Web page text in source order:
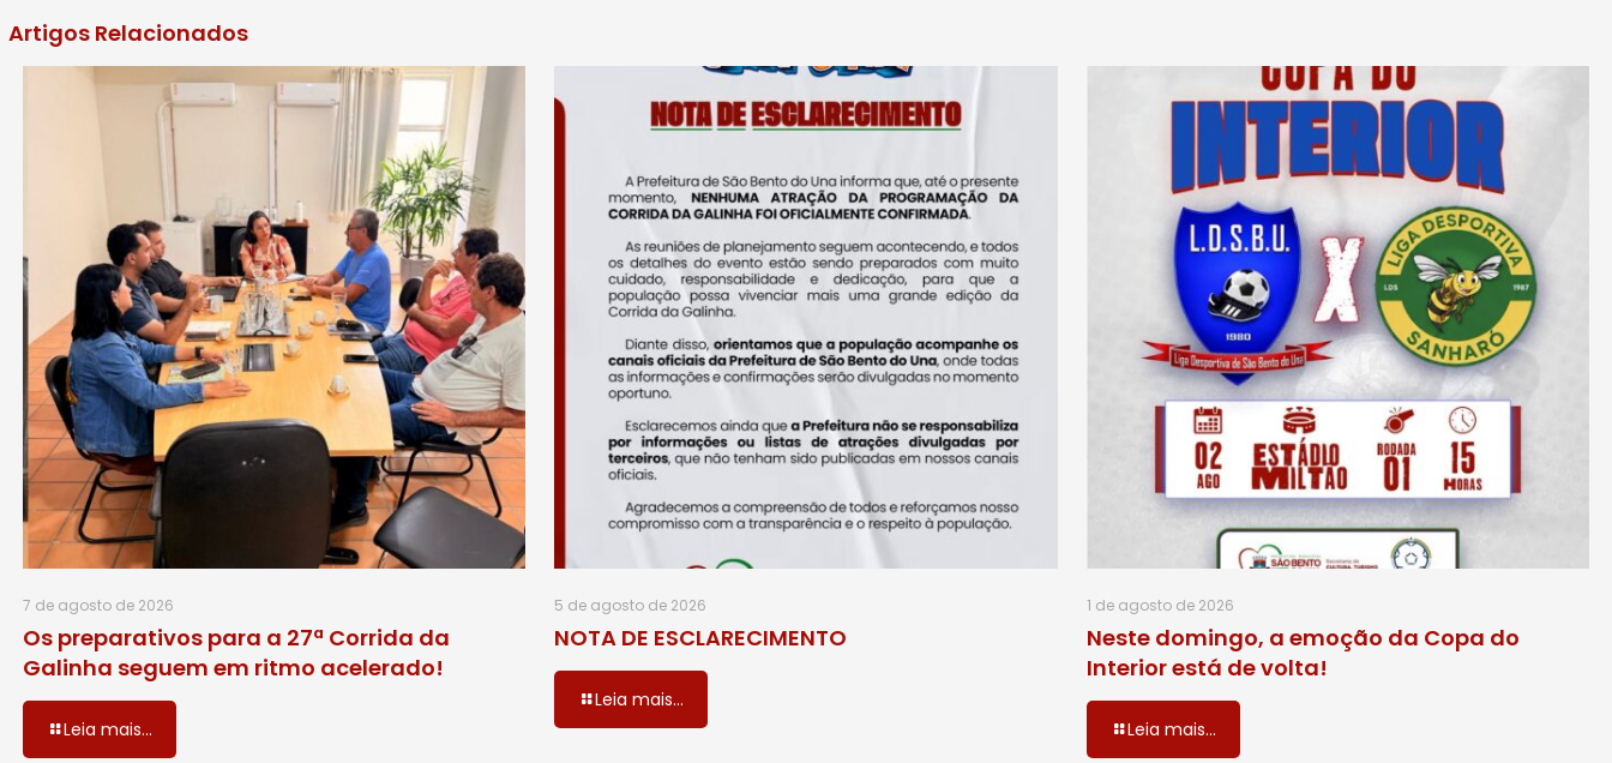
Artigos Relacionados
7 de agosto de 2026
Os preparativos para a 27ª Corrida da
Galinha seguem em ritmo acelerado!
Leia mais...
5 de agosto de 2026
NOTA DE ESCLARECIMENTO
Leia mais...
1 de agosto de 2026
Neste domingo, a emoção da Copa do
Interior está de volta!
Leia mais...